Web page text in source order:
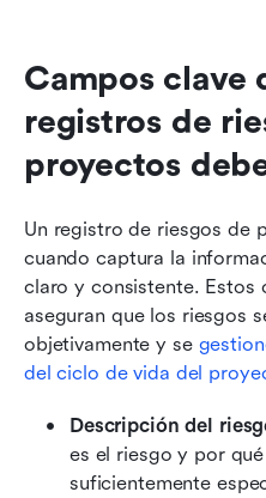
Campos clave
registros de
proyectos
Un registro de riesgos de
cuando captura la
claro y consistente. Estos
aseguran que los riesgos
objetivamente y se
del ciclo de vida del
Descripción del
es el riesgo y por
suficientemente